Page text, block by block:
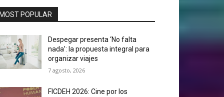
POPULAR
Despegar presenta ‘No falta
nada’: la propuesta integral para
organizar viajes
7 agosto, 2026
FICDEH 2026: Cine por los